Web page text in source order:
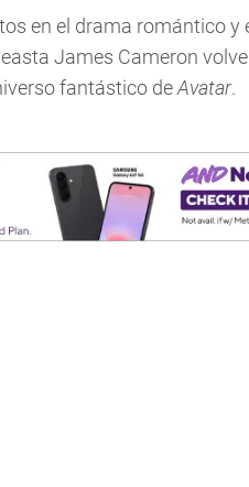
en el drama romántico y
James Cameron
fantástico deAvatar.